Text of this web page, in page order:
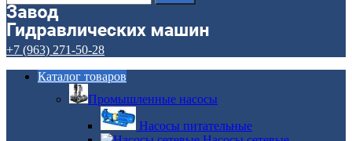
+7 (963) 271-50-28
Каталог товаров
Промышленные насосы
Насосы питательные